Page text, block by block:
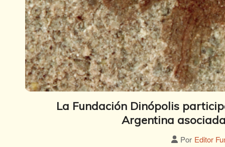
La Fundación Dinópolis
Argentina
Por Editor